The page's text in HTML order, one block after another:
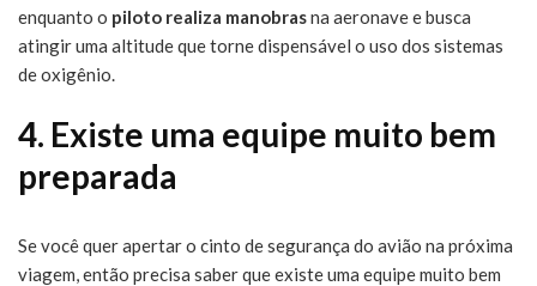
enquanto o piloto realiza manobrasna aeronave e busca
atingir uma altitude que torne dispensável o uso dos sistemas
de oxigênio.
4. Existe uma equipe muito bem
preparada
Se você quer apertar o cinto de segurança do avião na próxima
viagem, então precisa saber que existe uma equipe muito bem